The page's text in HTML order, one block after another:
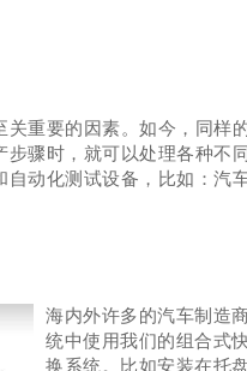
关重要的因素。如今，同样
骤时，就可以处理各种不
自动化测试设备，比如：汽
海内外许多的汽车制造
统中使用我们的组合式
换系统。比如安装在托